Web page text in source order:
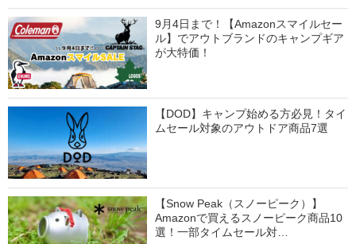
9月4日まで！【Amazonスマイルセー
ル】でアウトブランドのキャンプギア
が大特価！
【DOD】キャンプ始める方必見！タイ
ムセール対象のアウトドア商品7選
【Snow Peak（スノーピーク）】
Amazonで買えるスノーピーク商品10
選！一部タイムセール対…